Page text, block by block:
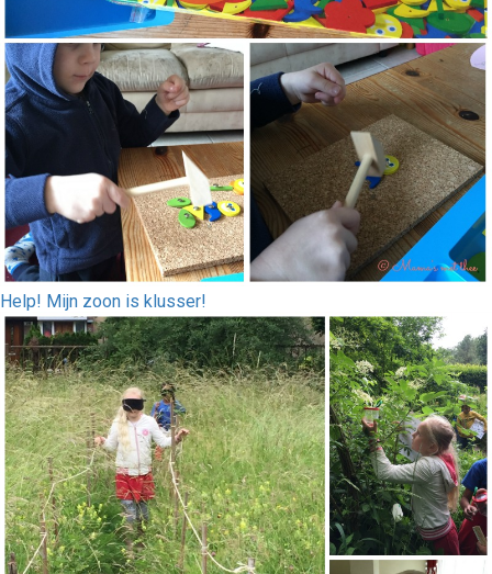
Help! Mijn zoon is klusser!